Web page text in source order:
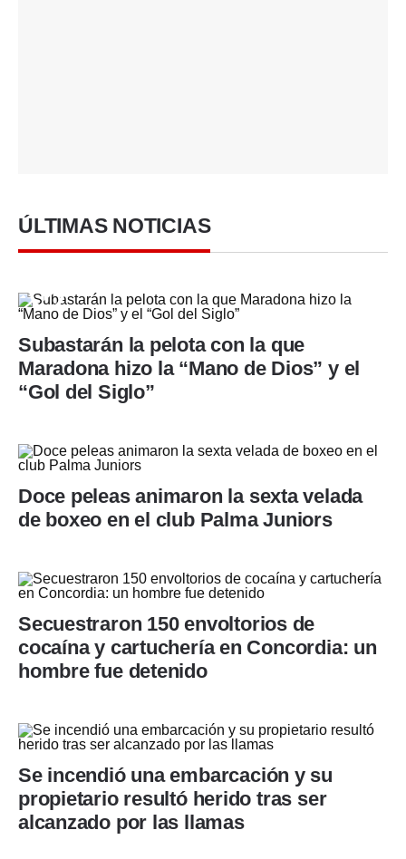
ÚLTIMAS NOTICIAS
Subastarán la pelota con la que
Maradona hizo la “Mano de Dios” y el
“Gol del Siglo”
Doce peleas animaron la sexta velada
de boxeo en el club Palma Juniors
Secuestraron 150 envoltorios de
cocaína y cartuchería en Concordia: un
hombre fue detenido
Se incendió una embarcación y su
propietario resultó herido tras ser
alcanzado por las llamas